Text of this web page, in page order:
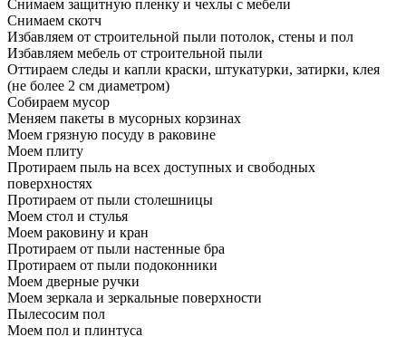
Снимаем защитную пленку и чехлы с мебели
Снимаем скотч
Избавляем от строительной пыли потолок, стены и пол
Избавляем мебель от строительной пыли
Оттираем следы и капли краски, штукатурки, затирки, клея
(не более 2 см диаметром)
Собираем мусор
Меняем пакеты в мусорных корзинах
Моем грязную посуду в раковине
Моем плиту
Протираем пыль на всех доступных и свободных
поверхностях
Протираем от пыли столешницы
Моем стол и стулья
Моем раковину и кран
Протираем от пыли настенные бра
Протираем от пыли подоконники
Моем дверные ручки
Моем зеркала и зеркальные поверхности
Пылесосим пол
Моем пол и плинтуса